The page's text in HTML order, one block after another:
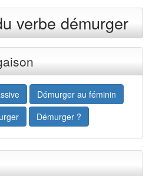
verbe démurger
Démurger au féminin
Démurger ?